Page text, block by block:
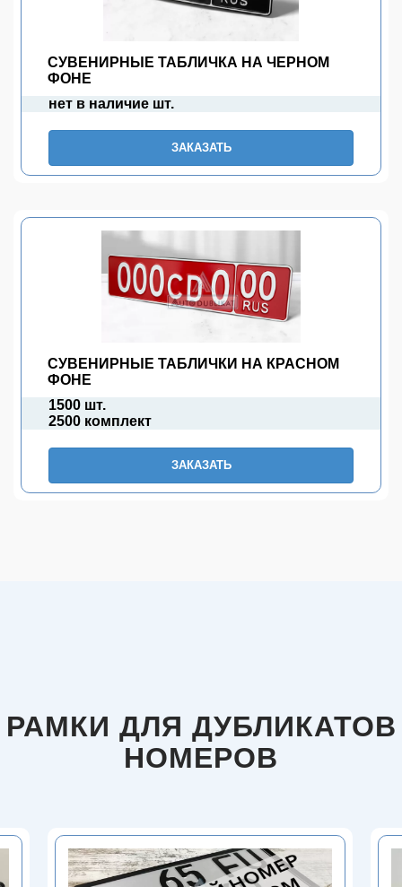
СУВЕНИРНЫЕ ТАБЛИЧКА НА ЧЕРНОМ
ФОНЕ
нет в наличие шт.
ЗАКАЗАТЬ
СУВЕНИРНЫЕ ТАБЛИЧКИ НА КРАСНОМ
ФОНЕ
1500 шт.
2500 комплект
ЗАКАЗАТЬ
РАМКИ ДЛЯ ДУБЛИКАТОВ
НОМЕРОВ